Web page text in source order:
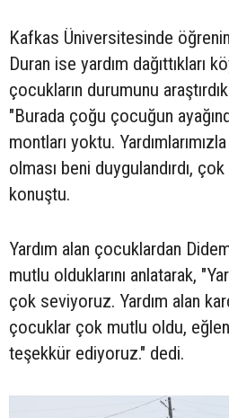
Kafkas Üniversitesinde
Duran ise yardım dağıttıkları
çocukların durumunu
"Burada çoğu çocuğun
montları yoktu.
olması beni duygulandırdı,
konuştu.
Yardım alan çocuklardan
mutlu olduklarını anlatarak,
çok seviyoruz. Yardım alan
çocuklar çok mutlu oldu,
teşekkür ediyoruz." dedi.